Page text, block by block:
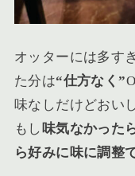
オッターには多す
た分は“仕方なく”
味なしだけどおい
もし味気なかった
ら好みに味に調整